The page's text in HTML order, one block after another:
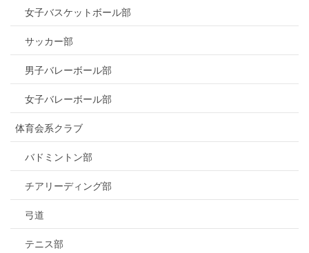
女子バスケットボール部
サッカー部
男子バレーボール部
女子バレーボール部
体育会系クラブ
バドミントン部
チアリーディング部
弓道
テニス部